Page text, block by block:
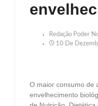
Redação Poder
10 De
O maior consumo de
envelhecimento